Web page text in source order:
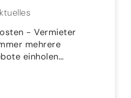
- Vermieter
mehrere
einholen…